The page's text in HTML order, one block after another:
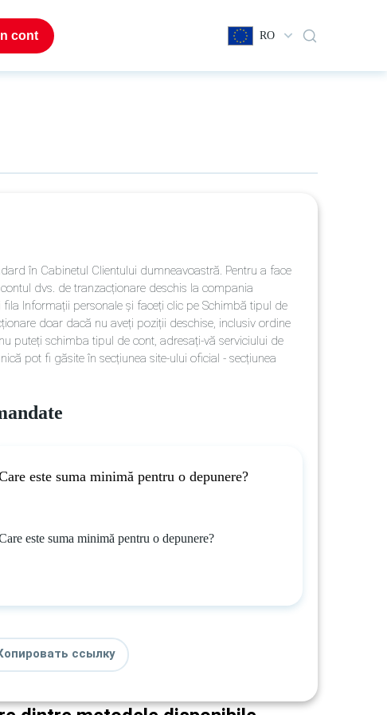
cont RO
în Cabinetul Clientului dumneavoastră. Pentru a face
dvs. de tranzacționare deschis la compania
fila Informații personale și faceți clic pe Schimbă tipul de
doar dacă nu aveți poziții deschise, inclusiv ordine
puteți schimba tipul de cont, adresați-vă serviciului de
pot fi găsite în secțiunea site-ului oficial - secțiunea
este suma minimă pentru o depunere?
este suma minimă pentru o depunere?
ссылку